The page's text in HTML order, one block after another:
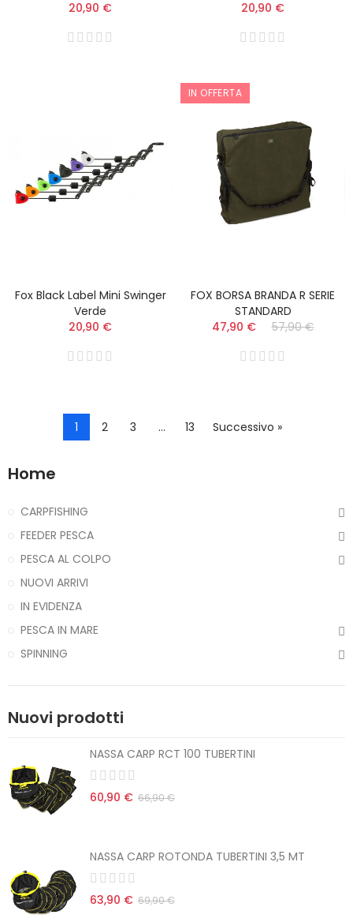
20,90 € 20,90 €
Fox Black Label Mini Swinger
Verde
20,90 €
IN OFFERTA
FOX BORSA BRANDA R SERIE
STANDARD
47,90 €
57,90 €
1 2 3 … 13 Successivo »
Home
CARPFISHING
FEEDER PESCA
PESCA AL COLPO
NUOVI ARRIVI
IN EVIDENZA
PESCA IN MARE
SPINNING
Nuovi prodotti
NASSA CARP RCT 100 TUBERTINI
60,90 € 66,90 €
NASSA CARP ROTONDA TUBERTINI 3,5 MT
63,90 € 69,90 €